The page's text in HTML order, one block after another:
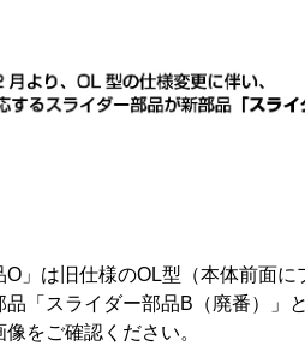
O」は旧仕様のOL型（本体前面
品「スライダー部品B（廃番）」
をご確認ください。